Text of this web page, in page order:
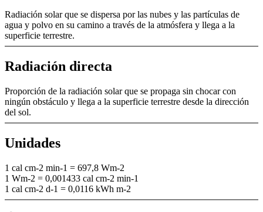
Radiación solar que se dispersa por las nubes y las partículas de
agua y polvo en su camino a través de la atmósfera y llega a la
superficie terrestre.
Radiación directa
Proporción de la radiación solar que se propaga sin chocar con
ningún obstáculo y llega a la superficie terrestre desde la dirección
del sol.
Unidades
1 cal cm-2 min-1 = 697,8 Wm-2
1 Wm-2 = 0,001433 cal cm-2 min-1
1 cal cm-2 d-1 = 0,0116 kWh m-2